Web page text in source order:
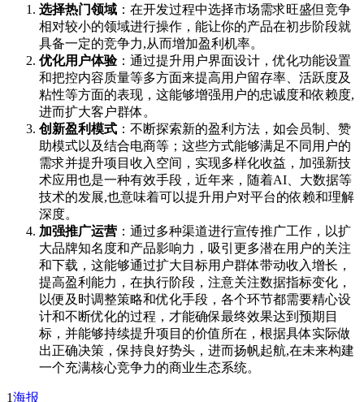
选择热门领域 ：在开发过程中选择市场需求旺盛但竞争
相对较小的领域进行操作，能让你的产品在初步阶段就
具备一定的竞争力,从而增加盈利机率。
优化用户体验：通过提升用户界面设计，优化功能设置
和把控内容质量等多方面来提高用户留存率、活跃度及
粘性等方面的表现，这能够增强用户的忠诚度和依赖度,
进而扩大客户群体。
创新盈利模式 ：不断探索新的盈利方法，如会员制、赞
助模式以及结合电商等；这些方式能够满足不同用户的
需求并提升项目收入空间，实现多样化收益，加强新技
术应用也是一种有效手段，近年来，随着AI、大数据等
技术的发展,也意味着可以提升用户对平台的依赖和理解
深度。
加强推广运营 ：通过多种渠道进行宣传推广工作，以扩
大品牌知名度和产品影响力，吸引更多潜在用户的关注
和下载，这能够通过扩大目标用户群体带动收入增长，
提高盈利能力，在执行阶段，注意关注数据指标变化，
以便及时调整策略和优化手段，各个环节都需要精心设
计和不断优化的过程，才能确保最终效果达到预期目
标，并能够持续提升项目的价值所在，根据具体实际做
出正确决策，保持良好势头，进而扬帆起航,在未来构建
一个充满核心竞争力的商业生态系统。
1海报